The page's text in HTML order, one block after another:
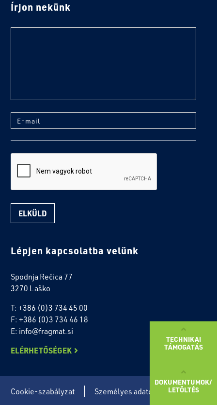
TECHNIKAI
TÁMOGATÁS
DOKUMENTUMOK/
LETÖLTÉS
Írjon nekünk
E-mail
Lépjen kapcsolatba velünk
Spodnja Rečica 77
3270 Laško
T: +386 (0)3 734 45 00
F: +386 (0)3 734 46 18
E: info@fragmat.si
ELÉRHETŐSÉGEK
Cookie-szabályzat Személyes adatok védelme